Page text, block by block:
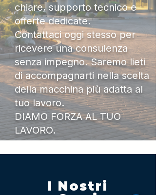
chiare, supporto tecnico e
offerte dedicate.
Contattaci oggi stesso per
ricevere una consulenza
senza impegno. Saremo lieti
di accompagnarti nella scelta
della macchina più adatta al
tuo lavoro.
DIAMO FORZA AL TUO
LAVORO.
I Nostri